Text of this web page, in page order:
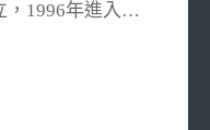
，1996年進入…